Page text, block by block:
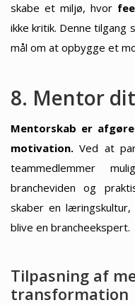
skabe et miljø, hvor
ikke kritik. Denne
mål om at opbygge et
8. Mentor
Mentorskab er
motivation. Ved at
teammedlemmer
brancheviden og
skaber en
blive en brancheekspert.
Tilpasning af
transformation